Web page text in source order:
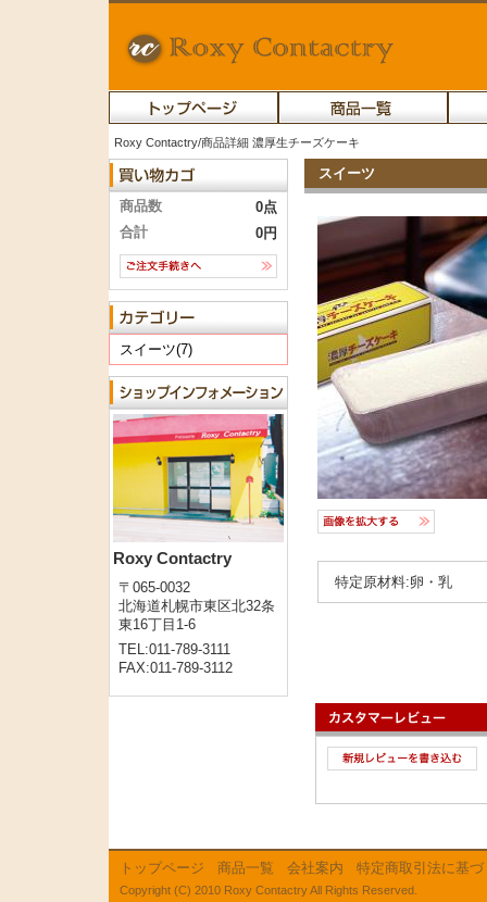
Roxy Contactry/商品詳細 濃厚生チーズケーキ
商品数
0点
合計
0円
スイーツ(7)
Roxy Contactry
〒065-0032
北海道札幌市東区北32条
東16丁目1-6
TEL:011-789-3111
FAX:011-789-3112
スイーツ
特定原材料:卵・乳
トップページ 商品一覧 会社案内 特定商取引法に基づ
Copyright (C) 2010 Roxy Contactry All Rights Reserved.